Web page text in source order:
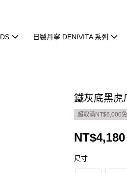
日製丹寧 DENIVITA 系列
鐵灰底黑虎
超取滿NT$6,000
NT$4,180
尺寸